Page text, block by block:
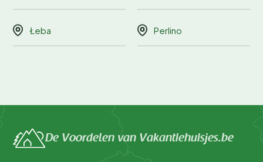
Łeba Perlino
De Voordelen van Vakantiehuisjes.be